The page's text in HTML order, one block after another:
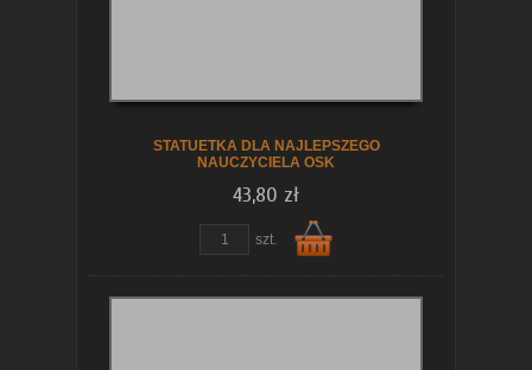
STATUETKA DLA NAJLEPSZEGO
NAUCZYCIELA OSK
43,80 zł
szt.